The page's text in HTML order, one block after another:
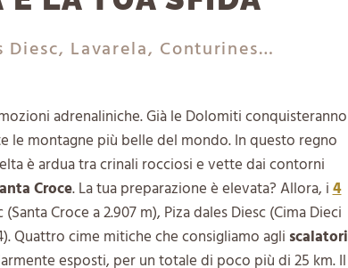
Diesc, Lavarela, Conturines…
adrenaliniche. Già le Dolomiti conquisteranno
le montagne più belle del mondo. In questo regno
è ardua tra crinali rocciosi e vette dai contorni
Croce. La tua preparazione è elevata? Allora, i4
Croce a 2.907 m), Piza dales Diesc (Cima Dieci
Quattro cime mitiche che consigliamo agli scalatori
esposti, per un totale di poco più di 25 km. Il